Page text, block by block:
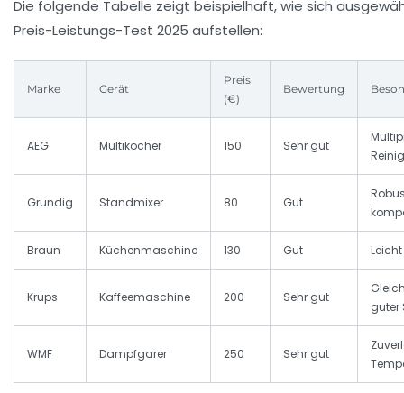
Die folgende Tabelle zeigt beispielhaft, wie sich
Preis-Leistungs-Test 2025 aufstellen:
Marke Gerät
Preis
(€)
Bewertung
AEG Multikocher 150 Sehr gut
Grundig Standmixer 80 Gut
Braun Küchenmaschine 130 Gut
Krups Kaffeemaschine 200 Sehr gut
guter
WMF Dampfgarer 250 Sehr gut